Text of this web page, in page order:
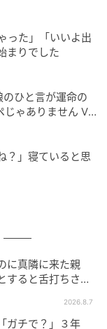
った」「いいよ出
まりでした
ひと言が運命の
ゃありません Vo
」寝ていると思
に真隣に来た親
すると舌打ちさ
2026.8.7
ガチで？」３年